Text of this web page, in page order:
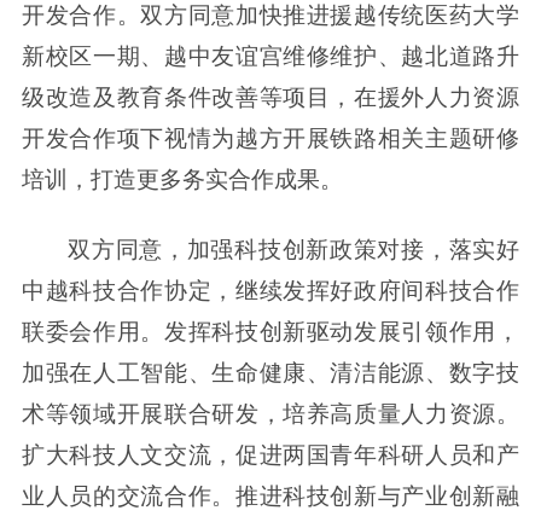
开发合作。双方同意加快推进援越传统医药大学
新校区一期、越中友谊宫维修维护、越北道路升
级改造及教育条件改善等项目，在援外人力资源
开发合作项下视情为越方开展铁路相关主题研修
培训，打造更多务实合作成果。
双方同意，加强科技创新政策对接，落实好
中越科技合作协定，继续发挥好政府间科技合作
联委会作用。发挥科技创新驱动发展引领作用，
加强在人工智能、生命健康、清洁能源、数字技
术等领域开展联合研发，培养高质量人力资源。
扩大科技人文交流，促进两国青年科研人员和产
业人员的交流合作。推进科技创新与产业创新融